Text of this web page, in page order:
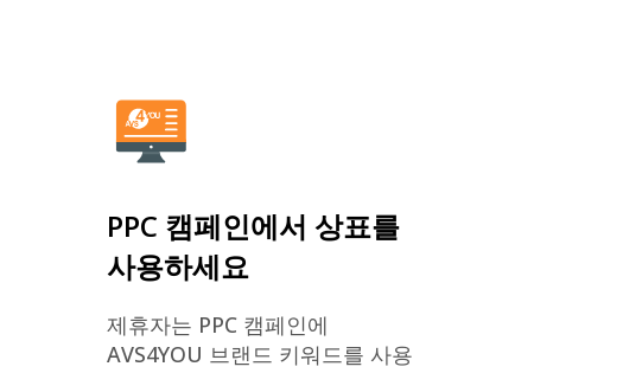
PPC 캠페인에서 상표를
사용하세요
제휴자는 PPC 캠페인에
AVS4YOU 브랜드 키워드를 사용